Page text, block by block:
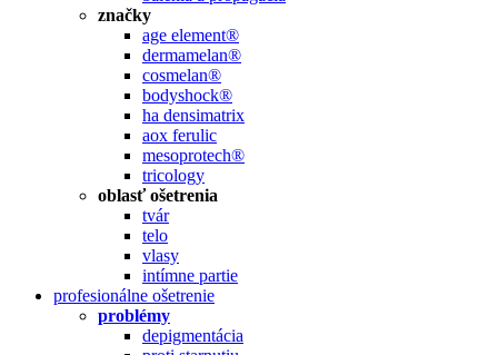
značky
age element®
dermamelan®
cosmelan®
bodyshock®
ha densimatrix
aox ferulic
mesoprotech®
tricology
oblasť ošetrenia
tvár
telo
vlasy
intímne partie
profesionálne ošetrenie
problémy
depigmentácia